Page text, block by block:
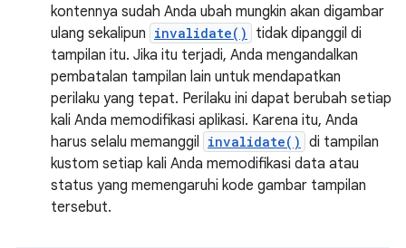
kontennya sudah Anda ubah mungkin akan digambar
ulang sekalipun invalidate()
tidak dipanggil di
tampilan itu. Jika itu terjadi, Anda mengandalkan
pembatalan tampilan lain untuk mendapatkan
perilaku yang tepat. Perilaku ini dapat berubah setiap
kali Anda memodifikasi aplikasi. Karena itu, Anda
harus selalu memanggil invalidate() di tampilan
kustom setiap kali Anda memodifikasi data atau
status yang memengaruhi kode gambar tampilan
tersebut.